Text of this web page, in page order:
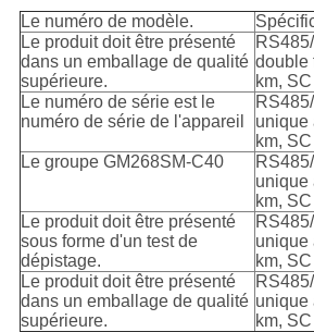
Le numéro de modèle.
Le produit doit être présenté
dans un emballage de qualité
supérieure.
double
km, SC
Le numéro de série est le
numéro de série de l'appareil
unique
km, SC
Le groupe GM268SM-C40
unique
km, SC
Le produit doit être présenté
sous forme d'un test de
dépistage.
unique
km, SC
Le produit doit être présenté
dans un emballage de qualité
supérieure.
unique
km, SC